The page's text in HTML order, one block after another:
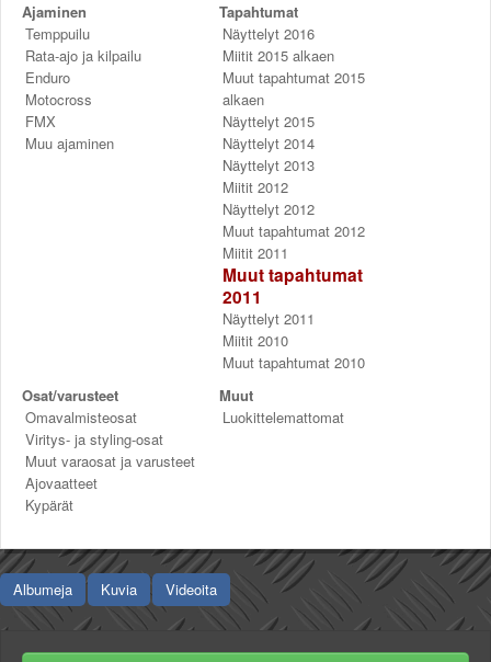
Ajaminen
Temppuilu
Rata-ajo ja kilpailu
Enduro
Motocross
FMX
Muu ajaminen
Tapahtumat
Näyttelyt 2016
Miitit 2015 alkaen
Muut tapahtumat 2015
alkaen
Näyttelyt 2015
Näyttelyt 2014
Näyttelyt 2013
Miitit 2012
Näyttelyt 2012
Muut tapahtumat 2012
Miitit 2011
Muut tapahtumat
2011
Näyttelyt 2011
Miitit 2010
Muut tapahtumat 2010
Osat/varusteet
Omavalmisteosat
Viritys- ja styling-osat
Muut varaosat ja varusteet
Ajovaatteet
Kypärät
Muut
Luokittelemattomat
Albumeja Kuvia Videoita